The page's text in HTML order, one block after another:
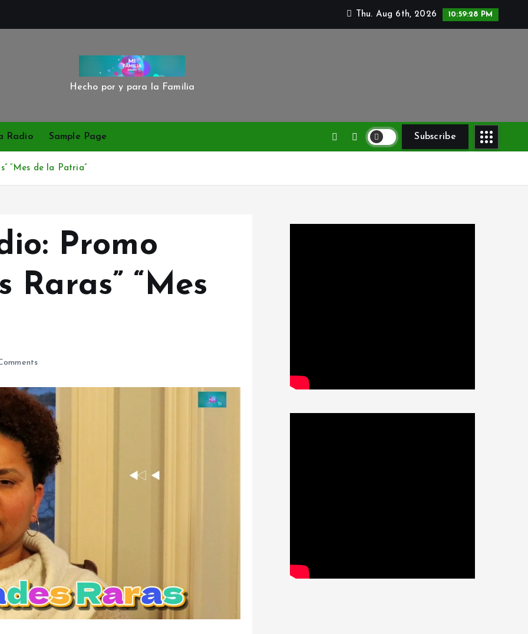
Thu. Aug 6th, 2026 10:59:29 PM
Hecho por y para la Familia
Radio Sample Page Subscribe
“Mes de la Patria”
Promo
Raras” “Mes